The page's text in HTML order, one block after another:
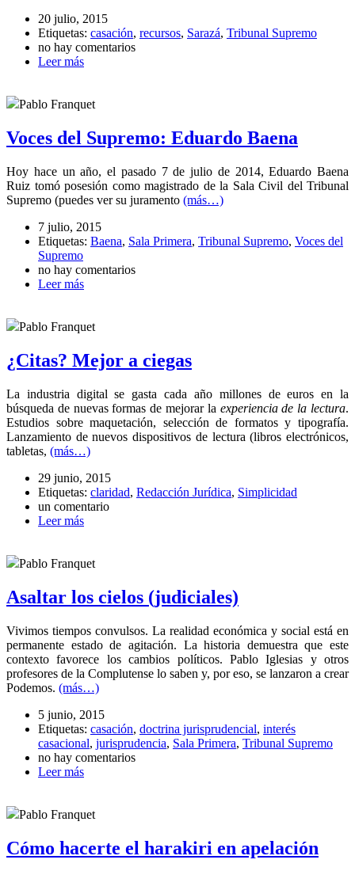
20 julio, 2015
Etiquetas: casación, recursos, Sarazá, Tribunal Supremo
no hay comentarios
Leer más
Pablo Franquet
Voces del Supremo: Eduardo Baena
Hoy hace un año, el pasado 7 de julio de 2014, Eduardo Baena
Ruiz tomó posesión como magistrado de la Sala Civil del Tribunal
Supremo (puedes ver su juramento (más…)
7 julio, 2015
Etiquetas: Baena, Sala Primera, Tribunal Supremo, Voces del
Supremo
no hay comentarios
Leer más
Pablo Franquet
¿Citas? Mejor a ciegas
La industria digital se gasta cada año millones de euros en la
búsqueda de nuevas formas de mejorar la experiencia de la lectura.
Estudios sobre maquetación, selección de formatos y tipografía.
Lanzamiento de nuevos dispositivos de lectura (libros electrónicos,
tabletas, (más…)
29 junio, 2015
Etiquetas: claridad, Redacción Jurídica, Simplicidad
un comentario
Leer más
Pablo Franquet
Asaltar los cielos (judiciales)
Vivimos tiempos convulsos. La realidad económica y social está en
permanente estado de agitación. La historia demuestra que este
contexto favorece los cambios políticos. Pablo Iglesias y otros
profesores de la Complutense lo saben y, por eso, se lanzaron a crear
Podemos. (más…)
5 junio, 2015
Etiquetas: casación, doctrina jurisprudencial, interés
casacional, jurisprudencia, Sala Primera, Tribunal Supremo
no hay comentarios
Leer más
Pablo Franquet
Cómo hacerte el harakiri en apelación